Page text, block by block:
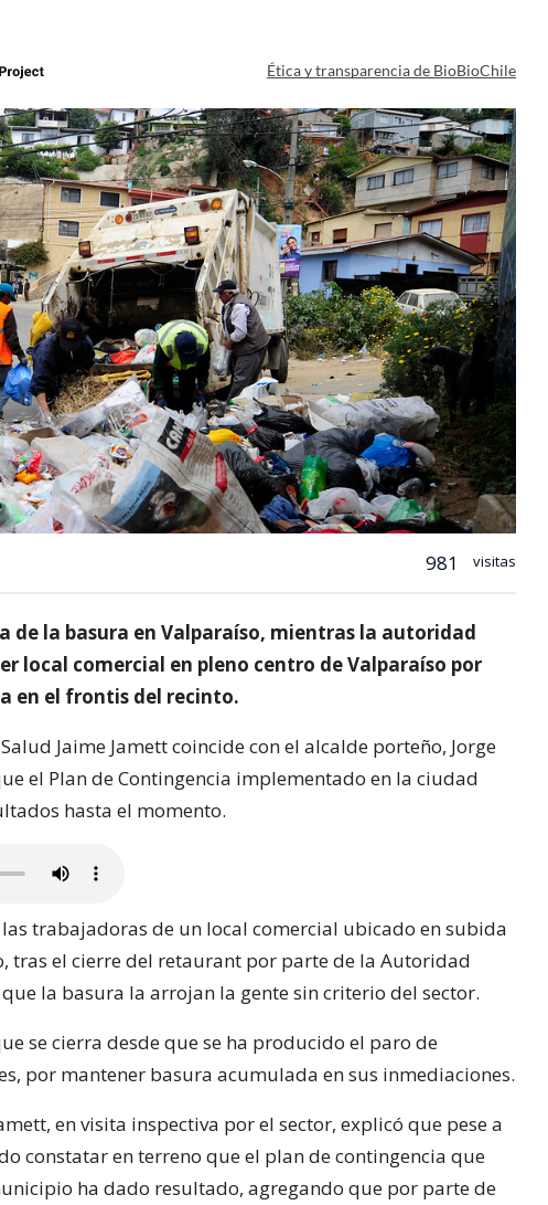
Ética y transparencia de BioBioChile
981 visitas
de la basura en Valparaíso, mientras la autoridad
local comercial en pleno centro de Valparaíso por
en el frontis del recinto.
Jaime Jamett coincide con el alcalde porteño, Jorge
el Plan de Contingencia implementado en la ciudad
hasta el momento.
trabajadoras de un local comercial ubicado en subida
tras el cierre del retaurant por parte de la Autoridad
la basura la arrojan la gente sin criterio del sector.
se cierra desde que se ha producido el paro de
por mantener basura acumulada en sus inmediaciones.
en visita inspectiva por el sector, explicó que pese a
constatar en terreno que el plan de contingencia que
ha dado resultado, agregando que por parte de